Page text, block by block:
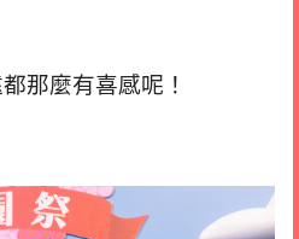
那麼有喜感呢！